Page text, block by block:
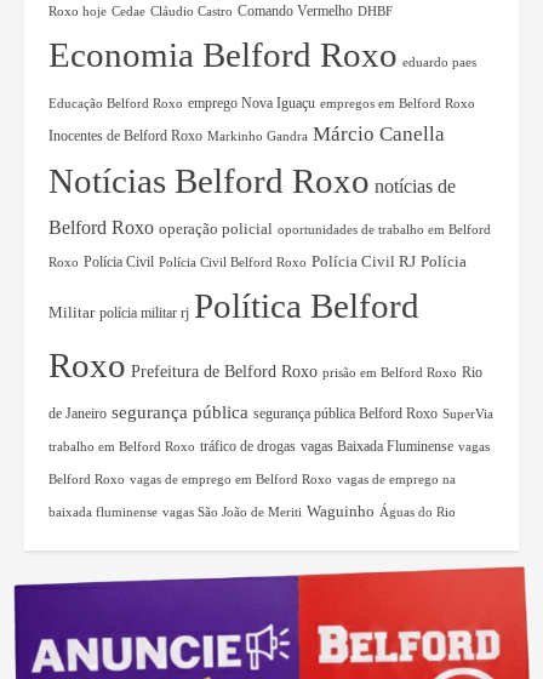
Roxo hoje Cedae Cláudio Castro Comando Vermelho DHBF
Economia Belford Roxo eduardo paes
Educação Belford Roxo emprego Nova Iguaçu empregos em Belford Roxo
Inocentes de Belford Roxo Markinho Gandra Márcio Canella
Notícias Belford Roxo notícias de
Belford Roxo operação policial oportunidades de trabalho em Belford
Roxo Polícia Civil Polícia Civil Belford Roxo Polícia Civil RJ Polícia
Militar polícia militar rj Política Belford
Roxo Prefeitura de Belford Roxo prisão em Belford Roxo Rio
de Janeiro segurança pública segurança pública Belford Roxo SuperVia
trabalho em Belford Roxo tráfico de drogas vagas Baixada Fluminense vagas
Belford Roxo vagas de emprego em Belford Roxo vagas de emprego na
baixada fluminense vagas São João de Meriti Waguinho Águas do Rio